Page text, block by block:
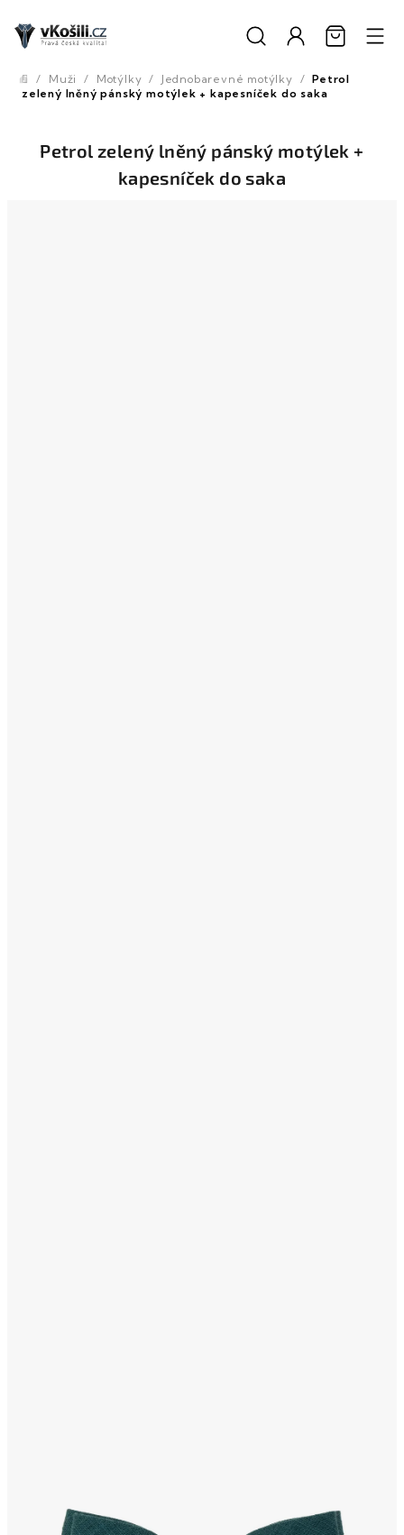
obsah
Domů
/ Muži / Motýlky / Jednobarevné motýlky / Petrol
zelený lněný pánský motýlek + kapesníček do saka
Petrol zelený lněný pánský motýlek +
kapesníček do saka